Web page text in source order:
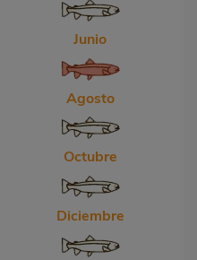
Junio
Agosto
Octubre
Diciembre